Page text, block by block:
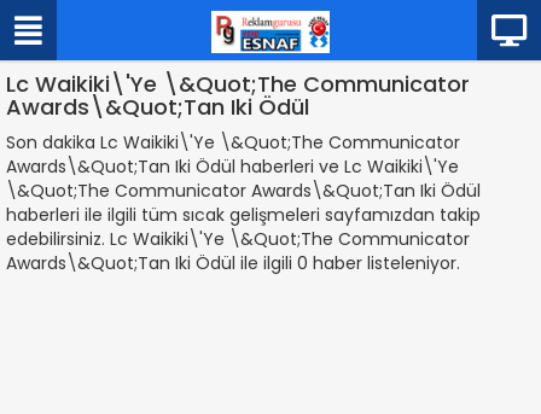
Lc Waikiki\'Ye \&Quot;The Communicator
Awards\&Quot;Tan Iki Ödül
Son dakika Lc Waikiki\'Ye \&Quot;The Communicator
Awards\&Quot;Tan Iki Ödül haberleri ve Lc Waikiki\'Ye
\&Quot;The Communicator Awards\&Quot;Tan Iki Ödül
haberleri ile ilgili tüm sıcak gelişmeleri sayfamızdan takip
edebilirsiniz. Lc Waikiki\'Ye \&Quot;The Communicator
Awards\&Quot;Tan Iki Ödül ile ilgili 0 haber listeleniyor.